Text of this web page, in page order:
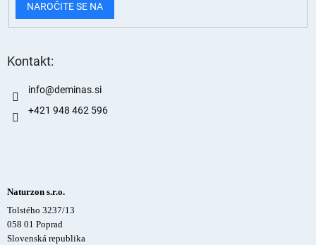
NAROČITE SE NA
Kontakt:
info@deminas.si
+421 948 462 596
Naturzon s.r.o.
Tolstého 3237/13
058 01 Poprad
Slovenská republika